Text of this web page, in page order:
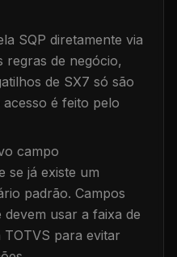
SQP diretamente via
regras de negócio,
de SX7 só são
é feito pelo
campo
se já existe um
padrão. Campos
usar a faixa de
para evitar